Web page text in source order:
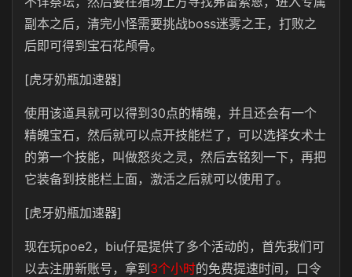
副本之后，清完小怪需要挑战boss迷雾之王，打败之
后即可得到宝石花颅骨。
[虎牙奶瓶加速器]
使用该道具就可以得到30点的精魄，并且还会有一个
精魄宝石，然后就可以点开技能栏了，可以选择女术士
的第一个技能，叫做怒炎之灵，然后去铭刻一下，再把
它装备到技能栏上面，激活之后就可以使用了。
[虎牙奶瓶加速器]
现在玩poe2，biu仔是提供了多个活动的，首先我们可
以去注册新账号，拿到 3个小时的免费提速时间，口令